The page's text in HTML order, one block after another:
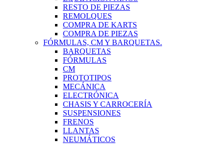
RESTO DE PIEZAS
REMOLQUES
COMPRA DE KARTS
COMPRA DE PIEZAS
FÓRMULAS, CM Y BARQUETAS.
BARQUETAS
FÓRMULAS
CM
PROTOTIPOS
MECÁNICA
ELECTRÓNICA
CHASIS Y CARROCERÍA
SUSPENSIONES
FRENOS
LLANTAS
NEUMÁTICOS